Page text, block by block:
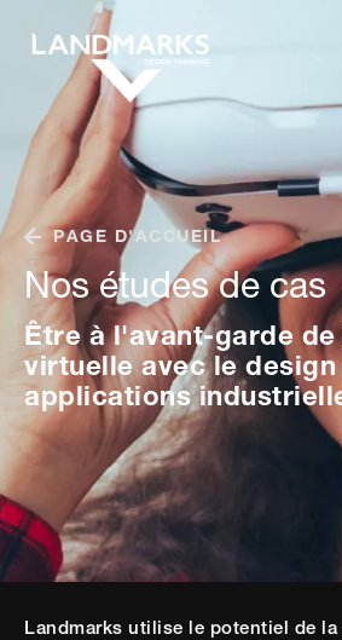
PAGE D'ACCUEIL
Nos études de cas
Être à l'avant-garde
virtuelle avec le
applications
Landmarks utilise le potentiel de